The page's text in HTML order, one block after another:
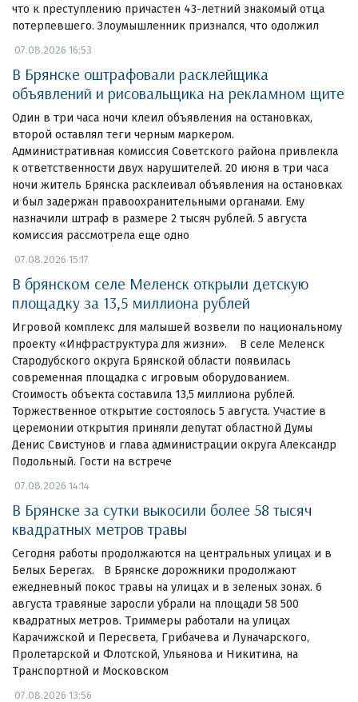
что к преступлению причастен 43-летний знакомый отца
потерпевшего. Злоумышленник признался, что одолжил
07.08.2026 16:53
В Брянске оштрафовали расклейщика
объявлений и рисовальщика на рекламном щите
Один в три часа ночи клеил объявления на остановках,
второй оставлял теги черным маркером.
Административная комиссия Советского района привлекла
к ответственности двух нарушителей. 20 июня в три часа
ночи житель Брянска расклеивал объявления на остановках
и был задержан правоохранительными органами. Ему
назначили штраф в размере 2 тысяч рублей. 5 августа
комиссия рассмотрела еще одно
07.08.2026 15:17
В брянском селе Меленск открыли детскую
площадку за 13,5 миллиона рублей
Игровой комплекс для малышей возвели по национальному
проекту «Инфраструктура для жизни». В селе Меленск
Стародубского округа Брянской области появилась
современная площадка с игровым оборудованием.
Стоимость объекта составила 13,5 миллиона рублей.
Торжественное открытие состоялось 5 августа. Участие в
церемонии открытия приняли депутат областной Думы
Денис Свистунов и глава администрации округа Александр
Подольный. Гости на встрече
07.08.2026 14:14
В Брянске за сутки выкосили более 58 тысяч
квадратных метров травы
Сегодня работы продолжаются на центральных улицах и в
Белых Берегах. В Брянске дорожники продолжают
ежедневный покос травы на улицах и в зеленых зонах. 6
августа травяные заросли убрали на площади 58 500
квадратных метров. Триммеры работали на улицах
Карачижской и Пересвета, Грибачева и Луначарского,
Пролетарской и Флотской, Ульянова и Никитина, на
Транспортной и Московском
07.08.2026 13:56